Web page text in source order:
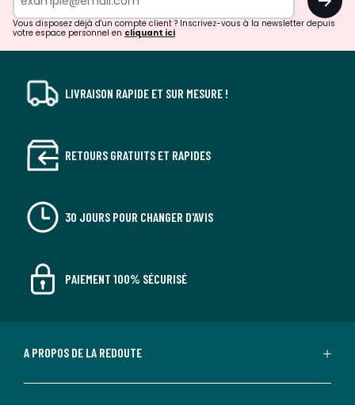
Vous disposez déjà d'un compte client ? Inscrivez-vous à la newsletter depuis
votre espace personnel en cliquant ici
LIVRAISON RAPIDE ET SUR MESURE !
RETOURS GRATUITS ET RAPIDES
30 JOURS POUR CHANGER D'AVIS
PAIEMENT 100% SÉCURISÉ
A PROPOS DE LA REDOUTE